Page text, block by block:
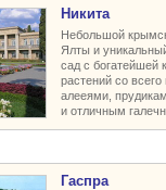
и
Никита
Небольшой
Ялты и
сад с богатейшей
растений со
алееями,
и отличным
Гаспра